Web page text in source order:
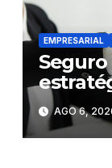
EMPRESARIAL
Seguro
talento
AGO 6,